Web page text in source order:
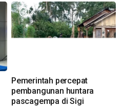
Pemerintah percepat
pembangunan huntara
pascagempa di Sigi